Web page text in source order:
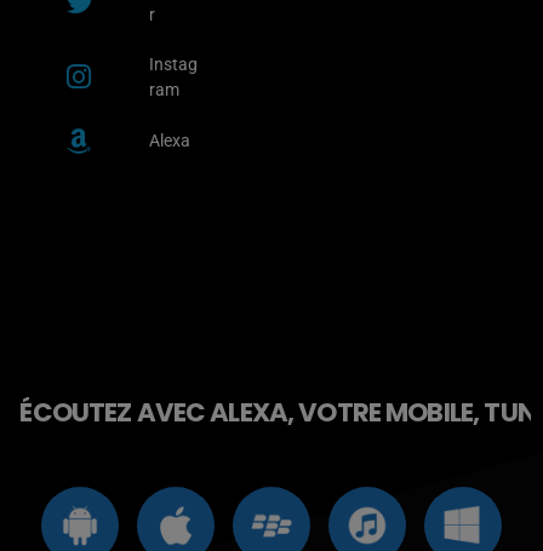
r
Instag
ram
Alexa
ÉCOUTEZ AVEC ALEXA, VOTRE MOBILE,